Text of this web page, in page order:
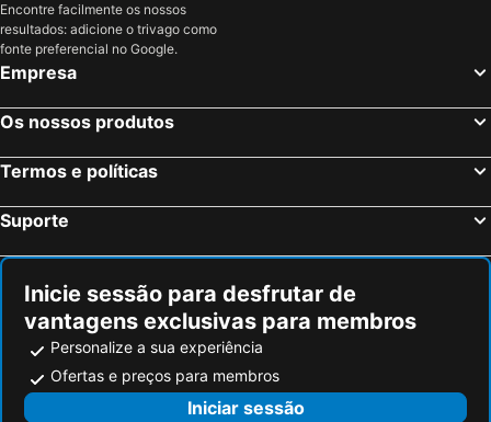
Encontre facilmente os nossos
resultados: adicione o trivago como
fonte preferencial no Google.
Empresa
Os nossos produtos
Termos e políticas
Suporte
Inicie sessão para desfrutar de
vantagens exclusivas para membros
Personalize a sua experiência
Ofertas e preços para membros
Iniciar sessão